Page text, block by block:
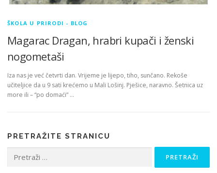
ŠKOLA U PRIRODI - BLOG
Magarac Dragan, hrabri kupači i ženski
nogometaši
Iza nas je već četvrti dan. Vrijeme je lijepo, tiho, sunčano. Rekoše
učiteljice da u 9 sati krećemo u Mali Lošinj. Pješice, naravno. Šetnica uz
more ili – “po domaći” …
PRETRAŽITE STRANICU